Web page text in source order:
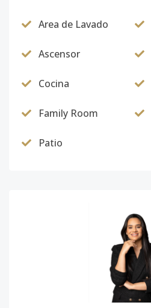
Area de Lavado
Ascensor
Cocina
Family Room
Patio